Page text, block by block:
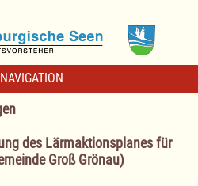
NAVIGATION
des Lärmaktionsplanes für
Groß Grönau)